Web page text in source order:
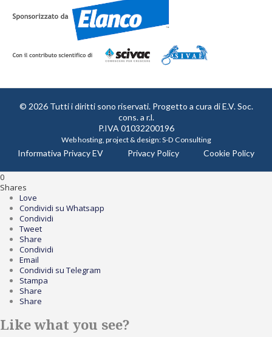
© 2026 Tutti i diritti sono riservati. Progetto a cura diE.V. Soc.
cons. a r.l.
P.IVA 01032200196
Web hosting, project & design:S-D Consulting
Informativa Privacy EV Privacy Policy Cookie Policy
0
Shares
Love
Condividi su Whatsapp
Condividi
Tweet
Share
Condividi
Email
Condividi su Telegram
Stampa
Share
Share
Like what you see?